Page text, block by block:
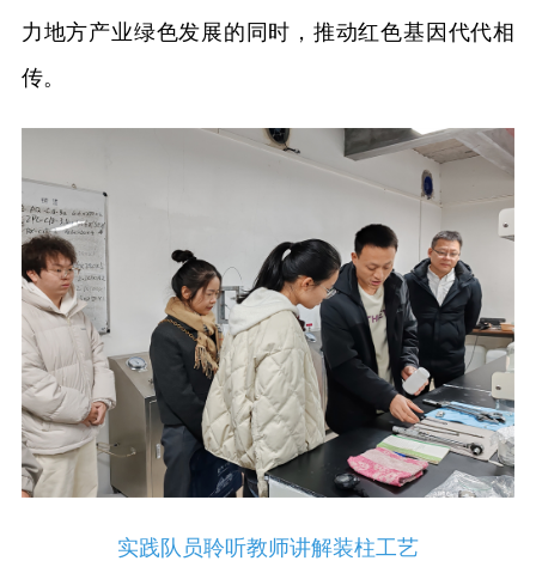
力地方产业绿色发展的同时，推动红色基因代代相
传。
实践队员聆听教师讲解装柱工艺